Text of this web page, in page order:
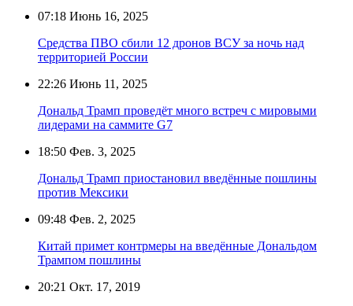
07:18 Июнь 16, 2025
Средства ПВО сбили 12 дронов ВСУ за ночь над
территорией России
22:26 Июнь 11, 2025
Дональд Трамп проведёт много встреч с мировыми
лидерами на саммите G7
18:50 Фев. 3, 2025
Дональд Трамп приостановил введённые пошлины
против Мексики
09:48 Фев. 2, 2025
Китай примет контрмеры на введённые Дональдом
Трампом пошлины
20:21 Окт. 17, 2019